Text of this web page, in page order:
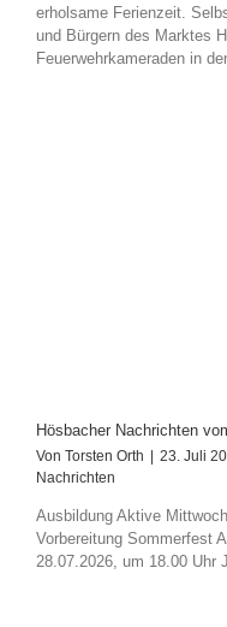
erholsame Ferienzeit.
und Bürgern des Marktes
Feuerwehrkameraden in
Hösbacher Nachrichten
Von Torsten Orth | 23. Juli
Nachrichten
Ausbildung Aktive
Vorbereitung Sommerfest
28.07.2026, um 18.00 Uhr